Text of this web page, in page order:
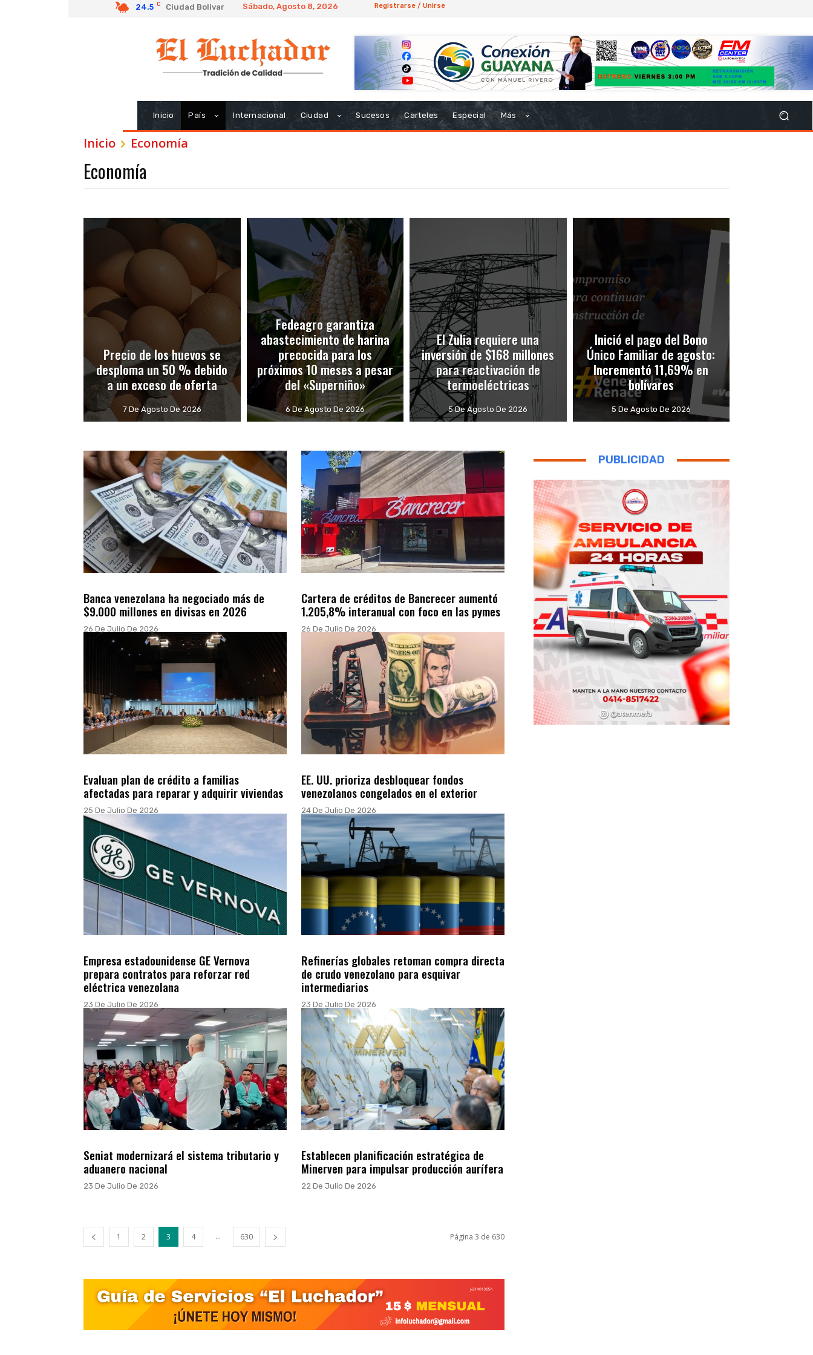
24.5 C Ciudad Bolivar Sábado, Agosto 8, 2026 Registrarse / Unirse
Inicio País Internacional Ciudad Sucesos Carteles Especial Más
Inicio Economía
Economía
Precio de los huevos se
desploma un 50 % debido
a un exceso de oferta
7 De Agosto De 2026
Fedeagro garantiza
abastecimiento de harina
precocida para los
próximos 10 meses a pesar
del «Superniño»
6 De Agosto De 2026
El Zulia requiere una
inversión de $168 millones
para reactivación de
termoeléctricas
5 De Agosto De 2026
Inició el pago del Bono
Único Familiar de agosto:
Incrementó 11,69% en
bolívares
5 De Agosto De 2026
Banca venezolana ha negociado más de
$9.000 millones en divisas en 2026
26 De Julio De 2026
Cartera de créditos de Bancrecer aumentó
1.205,8% interanual con foco en las pymes
26 De Julio De 2026
Evaluan plan de crédito a familias
afectadas para reparar y adquirir viviendas
25 De Julio De 2026
EE. UU. prioriza desbloquear fondos
venezolanos congelados en el exterior
24 De Julio De 2026
Empresa estadounidense GE Vernova
prepara contratos para reforzar red
eléctrica venezolana
23 De Julio De 2026
Refinerías globales retoman compra directa
de crudo venezolano para esquivar
intermediarios
23 De Julio De 2026
Seniat modernizará el sistema tributario y
aduanero nacional
23 De Julio De 2026
Establecen planificación estratégica de
Minerven para impulsar producción aurífera
22 De Julio De 2026
1 2 3 4 ... 630 Página 3 de 630
PUBLICIDAD